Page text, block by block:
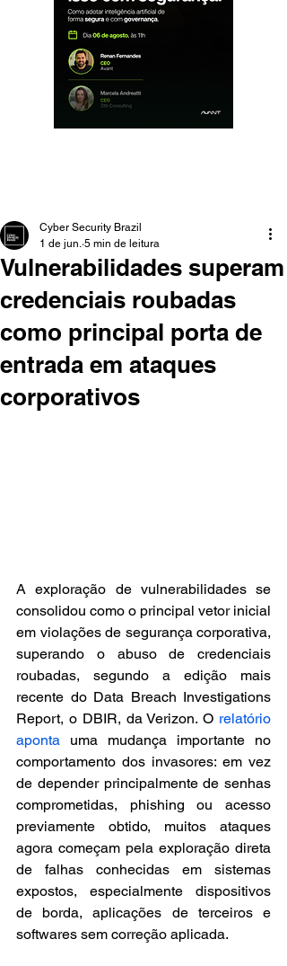
Vulnerabilidades superam
credenciais roubadas
como principal porta de
entrada em ataques
corporativos
Cyber Security Brazil
1 de jun. 5 min de leitura
A exploração de vulnerabilidades se
consolidou como o principal vetor inicial
em violações de segurança corporativa,
superando o abuso de credenciais
roubadas, segundo a edição mais
recente do Data Breach Investigations
Report, o DBIR, da Verizon. O relatório
aponta uma mudança importante no
comportamento dos invasores: em vez
de depender principalmente de senhas
comprometidas, phishing ou acesso
previamente obtido, muitos ataques
agora começam pela exploração direta
de falhas conhecidas em sistemas
expostos, especialmente dispositivos
de borda, aplicações de terceiros e
softwares sem correção aplicada.